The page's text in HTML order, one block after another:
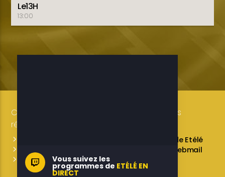
Le13H
13:00
Copyright 2019-2025 ETELE BENIN Tous droits
réservés / Conception: LUXE CONSULTING
L’équipe de Etélé
Webmail
Contactez-nous
Vous suivez les
programmes de ETÉLÉ EN
DIRECT